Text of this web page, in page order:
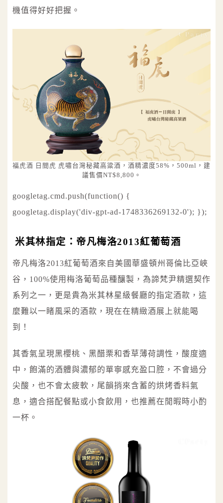
機值得好好把握。
福虎酒 日間虎 虎嘯台灣秘藏高粱酒，酒精濃度58%，500ml，建
議售價NT$8,800。
googletag.cmd.push(function() {
googletag.display('div-gpt-ad-1748336269132-0'); });
米其林指定：帝凡梅洛2013紅葡萄酒
帝凡梅洛2013紅葡萄酒來自美國華盛頓州哥倫比亞峽
谷，100%使用梅洛葡萄品種釀製，為諦梵尹精選契作
系列之一，更是貴為米其林星級餐廳的指定酒款，這
麼難以一睹風采的酒款，現在在精緻酒展上就能喝
到！
其香氣呈現黑櫻桃、黑醋栗和香草薄荷調性，酸度適
中，飽滿的酒體與濃郁的單寧感充盈口腔，不會過分
尖酸，也不會太疲軟，尾韻捎來含蓄的烘烤香料氣
息，適合搭配餐點或小食飲用，也推薦在閒暇時小酌
一杯。